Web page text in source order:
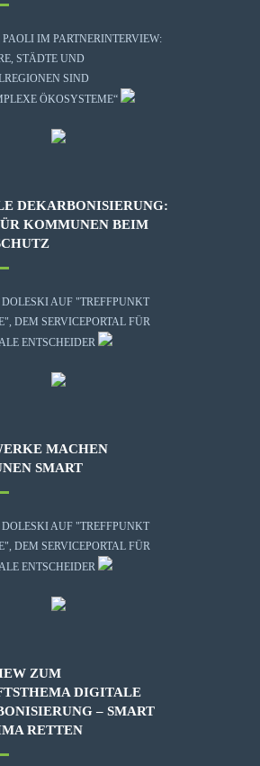
IM PARTNERINTERVIEW:
STÄDTE UND
SIND
ÖKOSYSTEME“
DEKARBONISIERUNG:
KOMMUNEN BEIM
AUF "TREFFPUNKT
DEM SERVICEPORTAL FÜR
ENTSCHEIDER
MACHEN
SMART
AUF "TREFFPUNKT
DEM SERVICEPORTAL FÜR
ENTSCHEIDER
ZUM
DIGITALE
– SMART
RETTEN